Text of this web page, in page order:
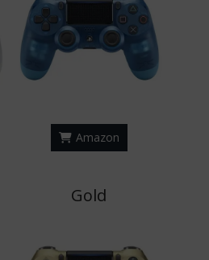
Amazon
Gold